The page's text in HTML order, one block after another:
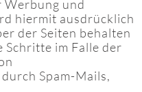
und
hiermit ausdrücklich
der Seiten behalten
im Falle der
Spam-Mails,